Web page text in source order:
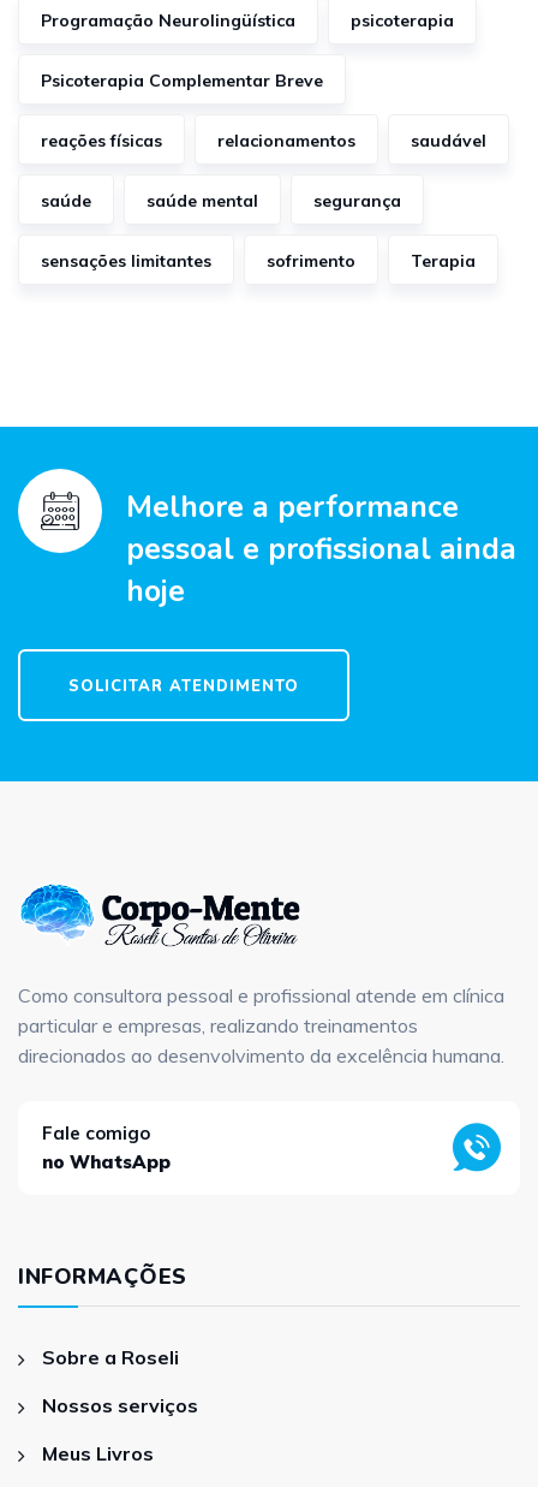
Programação Neurolingüística psicoterapia
Psicoterapia Complementar Breve
reações físicas relacionamentos saudável
saúde saúde mental segurança
sensações limitantes sofrimento Terapia
Melhore a performance
pessoal e profissional ainda
hoje
SOLICITAR ATENDIMENTO
Como consultora pessoal e profissional atende em clínica
particular e empresas, realizando treinamentos
direcionados ao desenvolvimento da excelência humana.
Fale comigo
no WhatsApp
INFORMAÇÕES
Sobre a Roseli
Nossos serviços
Meus Livros